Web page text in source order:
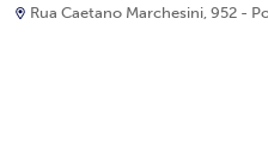
Rua Caetano Marchesini, 952 -